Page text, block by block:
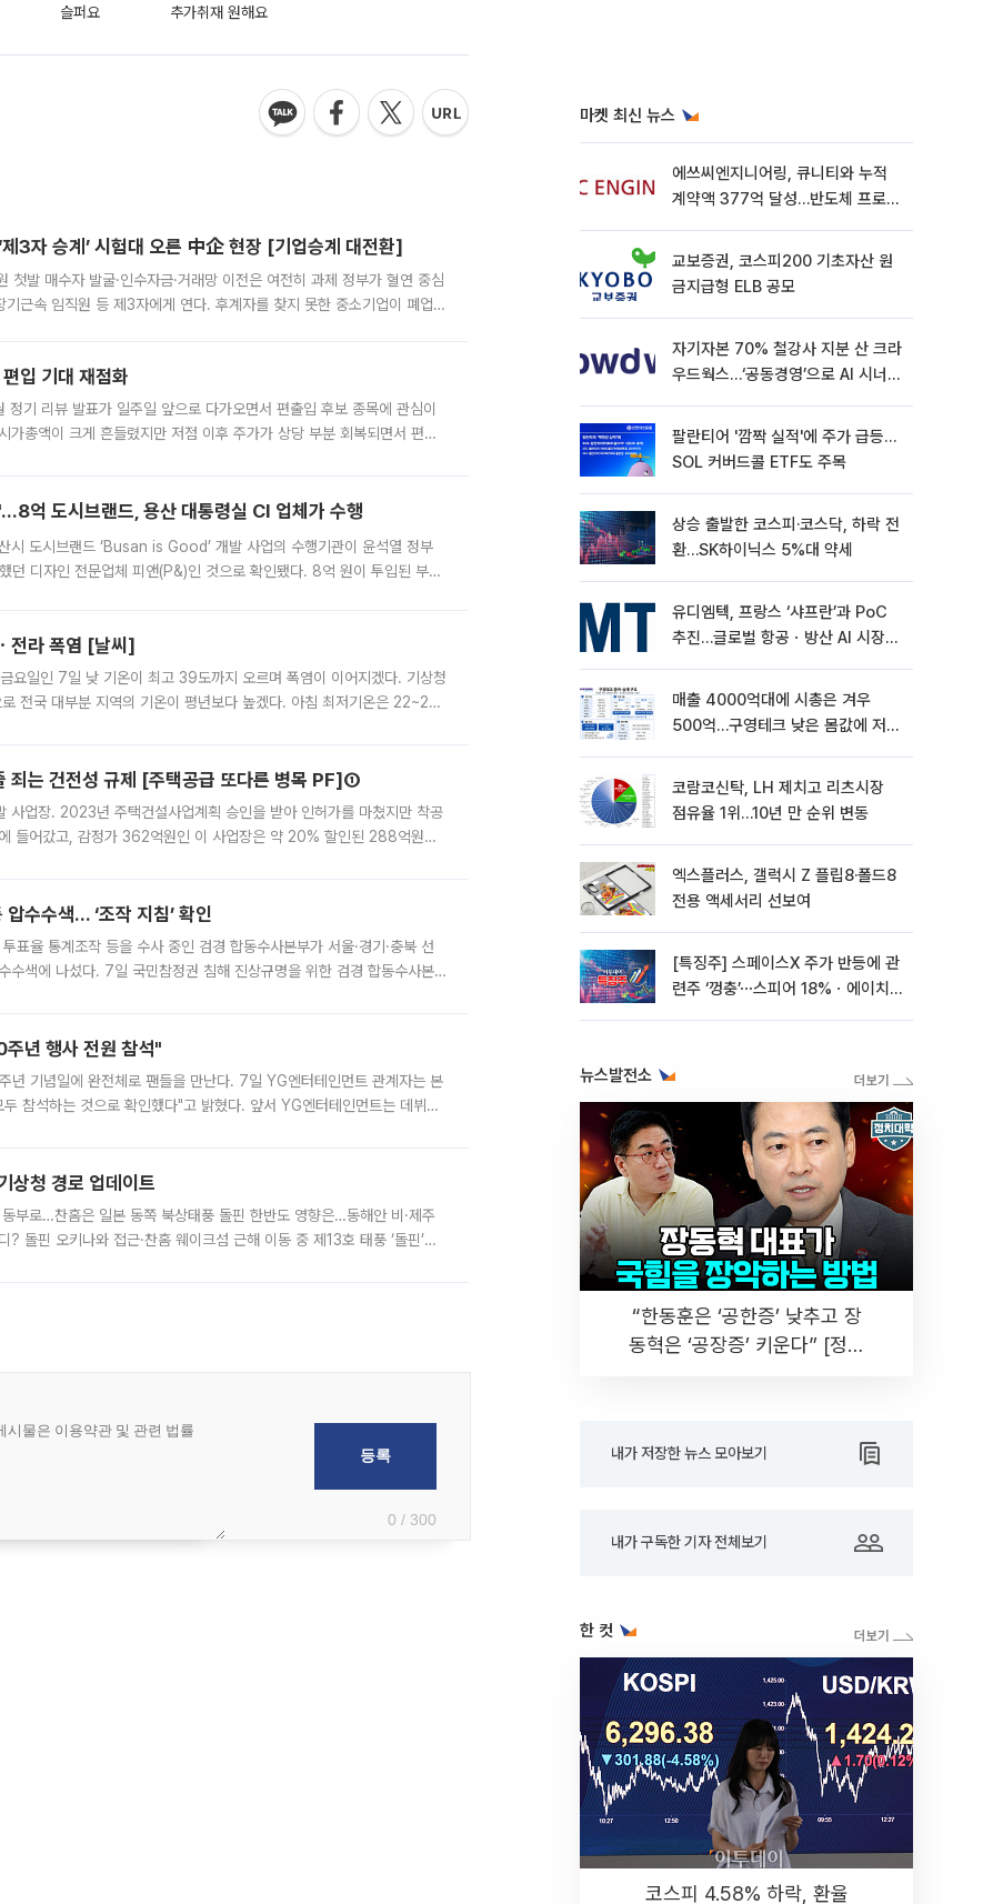
슬퍼요 추가취재 원해요
3자 승계’ 시험대 오른 中企 현장 [기업승계 대전환]
발 매수자 발굴·인수자금·거래망 이전은 여전히 과제 정부가 혈연 중심
근속 임직원 등 제3자에게 연다. 후계자를 찾지 못한 중소기업이 폐업
입 기대 재점화
기 리뷰 발표가 일주일 앞으로 다가오면서 편출입 후보 종목에 관심이
가총액이 크게 흔들렸지만 저점 이후 주가가 상당 부분 회복되면서 편입
도시브랜드, 용산 대통령실 CI 업체가 수행
시 도시브랜드 ‘Busan is Good’ 개발 사업의 수행기관이 윤석열 정부
던 디자인 전문업체 피앤(P&)인 것으로 확인됐다. 8억 원이 투입된 부산
전라 폭염 [날씨]
요일인 7일 낮 기온이 최고 39도까지 오르며 폭염이 이어지겠다. 기상청
전국 대부분 지역의 기온이 평년보다 높겠다. 아침 최저기온은 22~27
죄는 건전성 규제 [주택공급 또다른 병목 PF]①
사업장. 2023년 주택건설사업계획 승인을 받아 인허가를 마쳤지만 착공
들어갔고, 감정가 362억원인 이 사업장은 약 20% 할인된 288억원에
압수수색… ‘조작 지침’ 확인
표율 통계조작 등을 수사 중인 검경 합동수사본부가 서울·경기·충북 선
수색에 나섰다. 7일 국민참정권 침해 진상규명을 위한 검경 합동수사본
년 행사 전원 참석"
년 기념일에 완전체로 팬들을 만난다. 7일 YG엔터테인먼트 관계자는 본
참석하는 것으로 확인했다"고 밝혔다. 앞서 YG엔터테인먼트는 데뷔
상청 경로 업데이트
부로…찬홈은 일본 동쪽 북상태풍 돌핀 한반도 영향은…동해안 비·제주
돌핀 오키나와 접근·찬홈 웨이크섬 근해 이동 중 제13호 태풍 ‘돌핀’이
0 / 300
마켓 최신 뉴스
에쓰씨엔지니어링, 큐니티와 누적
계약액 377억 달성…반도체 프로젝
교보증권, 코스피200 기초자산 원
금지급형 ELB 공모
자기자본 70% 철강사 지분 산 크라
우드웍스…‘공동경영’으로 AI 시너지
팔란티어 '깜짝 실적'에 주가 급등…
SOL 커버드콜 ETF도 주목
상승 출발한 코스피·코스닥, 하락 전
환…SK하이닉스 5%대 약세
유디엠텍, 프랑스 ‘샤프란’과 PoC
추진…글로벌 항공ㆍ방산 AI 시장
매출 4000억대에 시총은 겨우
500억…구영테크 낮은 몸값에 저가
코람코신탁, LH 제치고 리츠시장
점유율 1위…10년 만 순위 변동
엑스플러스, 갤럭시 Z 플립8·폴드8
전용 액세서리 선보여
[특징주] 스페이스X 주가 반등에 관
련주 ‘껑충’⋯스피어 18%ㆍ에이치
뉴스발전소
“한동훈은 ‘공한증’ 낮추고 장
동혁은 ‘공장증’ 키운다” [정치
내가 저장한 뉴스 모아보기
내가 구독한 기자 전체보기
한 컷
코스피 4.58% 하락, 환율